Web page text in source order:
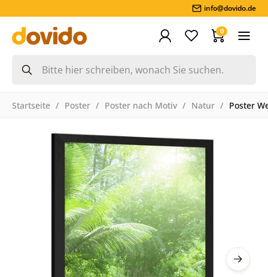
info@dovido.de
0
Startseite Poster Poster nach Motiv Natur Poster